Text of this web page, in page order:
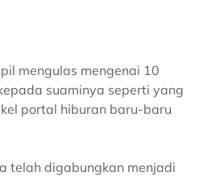
mengulas mengenai 10
suaminya seperti yang
portal hiburan baru-baru
telah digabungkan menjadi